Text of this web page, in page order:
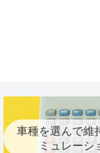
車種を選んで維
ミュレーシ